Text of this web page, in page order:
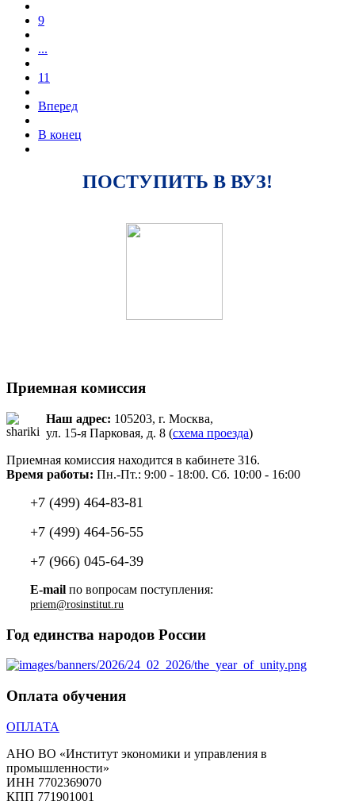
9
...
11
Вперед
В конец
ПОСТУПИТЬ В ВУЗ!
Приемная комиссия
Наш адрес: 105203, г. Москва,
ул. 15-я Парковая, д. 8 (схема проезда)
Приемная комиссия находится в кабинете 316.
Время работы: Пн.-Пт.: 9:00 - 18:00. Сб. 10:00 - 16:00
+7 (499) 464-83-81
+7 (499) 464-56-55
+7 (966) 045-64-39
E-mail по вопросам поступления:
Год единства народов России
Оплата обучения
ОПЛАТА
АНО ВО «Институт экономики и управления в
промышленности»
ИНН 7702369070
КПП 771901001